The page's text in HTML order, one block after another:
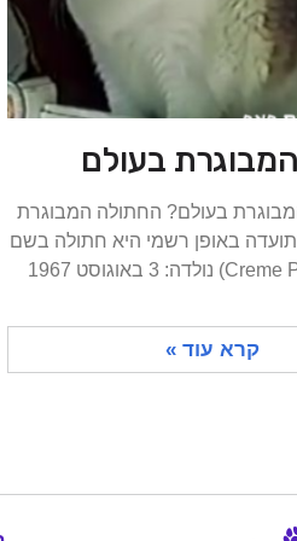
בעולם
בעולם? החתולה המבוגרת
באופן רשמי היא חתולה בשם
קרים פאפ ( Creme Puff) נולדה: 3 באוגוסט 1967
קרא עוד »